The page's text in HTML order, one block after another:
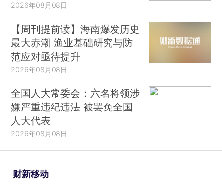
2026年08月08日
【周刊提前读】海南爆发历史
最大赤潮 渔业基础研究与防
范应对亟待提升
2026年08月08日
全国人大常委会：六名将领涉
嫌严重违纪违法 被罢免全国
人大代表
2026年08月08日
财新移动